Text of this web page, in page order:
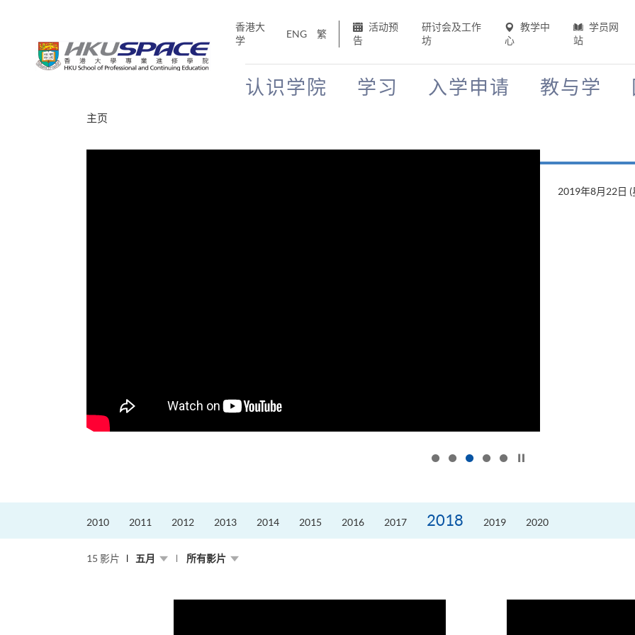
香港大
学
ENG 繁
活动预
告
研讨会及工作
坊
教学中
心
学员网
站
认识学院 学习 入学申请 教与学
主页
2019年8月22日 (
2010 2011 2012 2013 2014 2015 2016 2017 2018 2019 2020
15 影片 五月 所有影片